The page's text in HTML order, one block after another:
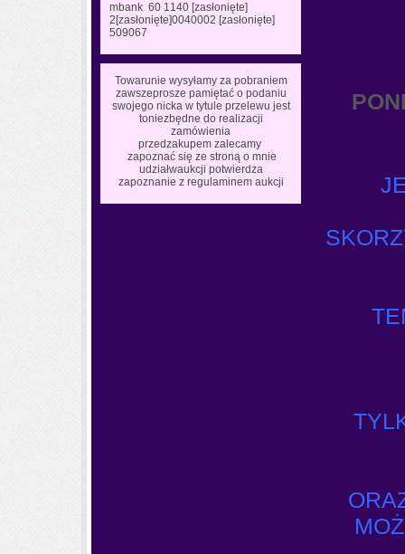
mbank 60 1140 [zasłonięte]
2 [zasłonięte]0040002 [zasłonięte]
509067
Towarunie wysyłamy za pobraniem
zawszeprosze pamiętać o podaniu
swojego nicka w tytule przelewu jest
toniezbędne do realizacji
zamówienia
przedzakupem zalecamy
zapoznać się ze stroną o mnie
udziałwaukcji potwierdza
zapoznanie z regulaminem aukcji